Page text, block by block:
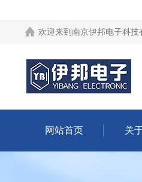
欢迎来到 南京伊邦电子科技
网站首页 关